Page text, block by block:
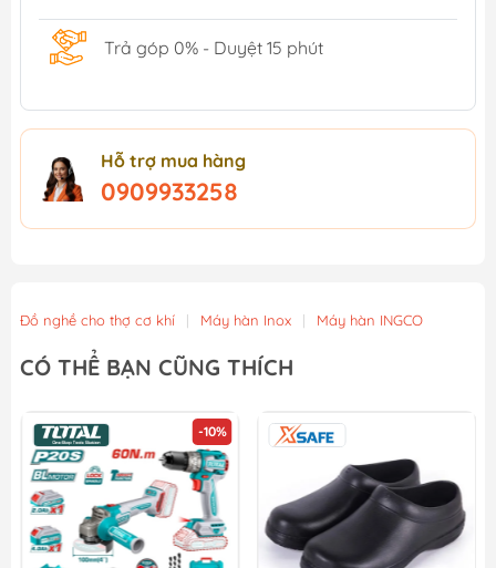
Trả góp 0% - Duyệt 15 phút
Hỗ trợ mua hàng
0909933258
Đồ nghề cho thợ cơ khí | Máy hàn Inox | Máy hàn INGCO
CÓ THỂ BẠN CŨNG THÍCH
-10%